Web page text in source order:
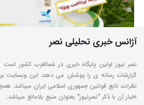
آژانس خبری تحلیلی نصر
نصر نیوز اولین پایگاه خبری در شمالغرب کشور
گزارشات رسانه ی را پوشش می دهد، این وبسایت
نظرات، تابع قوانین جمهوری اسلامی ایران میباشد.
اخبار آن با ذکر "نصرنیوز" بعنوان منبع بلامانع میباشد.